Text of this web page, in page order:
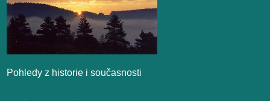
Pohledy z historie i současnosti